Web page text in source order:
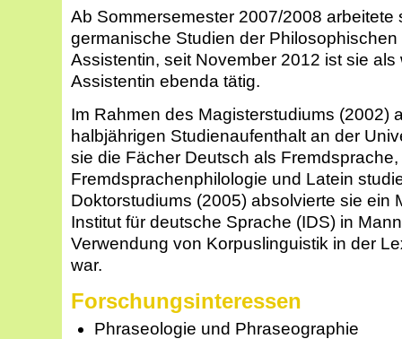
Ab Sommersemester 2007/2008 arbeitete
germanische Studien der
Assistentin, seit November 2012 ist sie
Assistentin ebenda tätig.
Im Rahmen des Magisterstudiums (2002)
halbjährigen Studienaufenthalt an der
sie die Fächer Deutsch als
Fremdsprachenphilologie und Latein
Doktorstudiums (2005) absolvierte sie ein
Institut für deutsche Sprache (IDS) in
Verwendung von Korpuslinguistik in der
war.
Forschungsinteressen
Phraseologie und Phraseographie